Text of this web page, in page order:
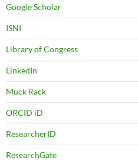
Google Scholar
ISNI
Library of Congress
LinkedIn
Muck Rack
ORCID iD
ResearcherID
ResearchGate